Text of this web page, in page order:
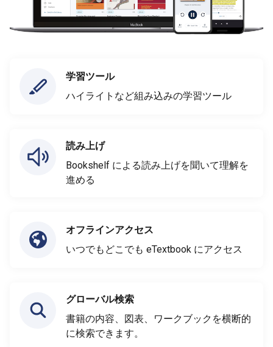
学習ツール
ハイライトなど組み込みの学習ツール
読み上げ
Bookshelf による読み上げを聞いて理解を
進める
オフラインアクセス
いつでもどこでも eTextbook にアクセス
グローバル検索
書籍の内容、図表、ワークブックを横断的
に検索できます。